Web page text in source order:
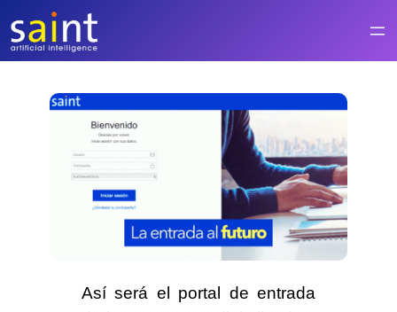
contenido
Así será el portal de entrada